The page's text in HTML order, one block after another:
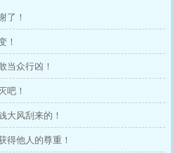
了！
！
当众行凶！
吧！
大风刮来的！
得他人的尊重！